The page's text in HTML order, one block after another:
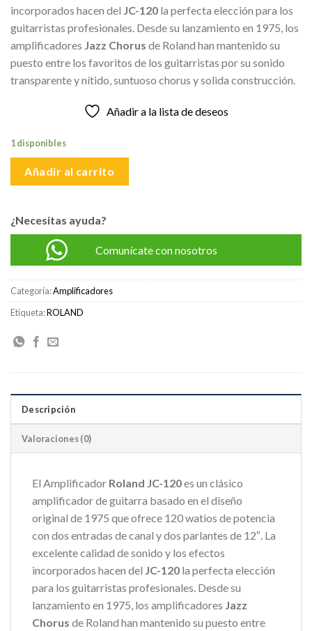
incorporados hacen del JC-120 la perfecta elección para los
guitarristas profesionales. Desde su lanzamiento en 1975, los
amplificadores Jazz Chorus de Roland han mantenido su
puesto entre los favoritos de los guitarristas por su sonido
transparente y nítido, suntuoso chorus y solida construcción.
Añadir a la lista de deseos
1 disponibles
Añadir al carrito
¿Necesitas ayuda?
Comunícate con nosotros
Categoría:Amplificadores
Etiqueta:ROLAND
Descripción
Valoraciones (0)
El Amplificador Roland JC-120es un clásico
amplificador de guitarra basado en el diseño
original de 1975 que ofrece 120 watios de potencia
con dos entradas de canal y dos parlantes de 12″. La
excelente calidad de sonido y los efectos
incorporados hacen del JC-120 la perfecta elección
para los guitarristas profesionales. Desde su
lanzamiento en 1975, los amplificadores Jazz
Chorus de Roland han mantenido su puesto entre